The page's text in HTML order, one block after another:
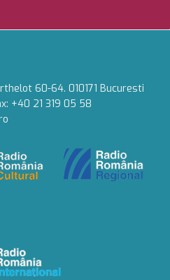
60-64. 010171 Bucuresti
+40 21 319 05 58